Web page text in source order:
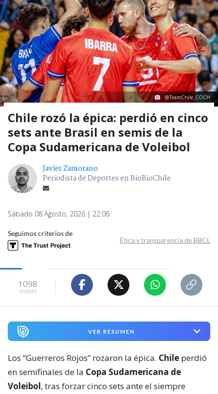
@TeamChile_COCH
Chile rozó la épica: perdió en cinco
sets ante Brasil en semis de la
Copa Sudamericana de Voleibol
Javier Zamorano
Periodista de Deportes en BioBioChile
Sábado 08 Agosto, 2026 | 22:06
Seguimos criterios de
Ética y transparencia de BBCL
1098
visitas
VER RESUMEN
Los “Guerreros Rojos” rozaron la épica. Chile perdió
en semifinales de la Copa Sudamericana de
Voleibol, tras forzar cinco sets ante el siempre